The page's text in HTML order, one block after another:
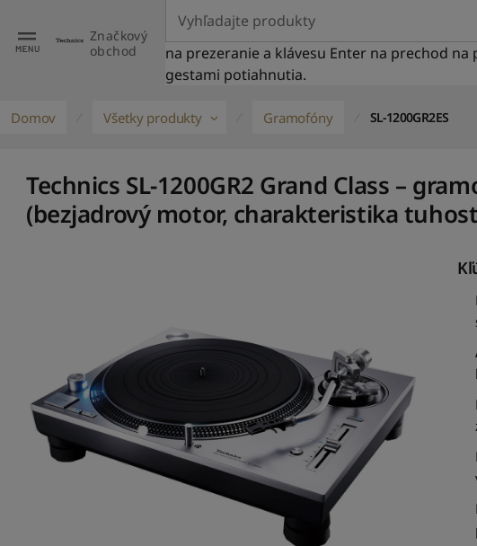
Značkový
obchod
na prezeranie a klávesu Enter na prechod
gestami potiahnutia.
Domov Všetky produkty Gramofóny SL-1200GR2ES
Technics SL-1200GR2 Grand Class –
(bezjadrový motor, charakteristika